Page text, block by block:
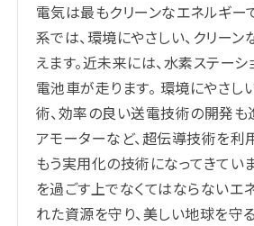
電気は最もクリーンなエネルギー
系では、環境にやさしい、クリー
えます。近未来には、水素ステーシ
電池車が走ります。 環境にやさし
術、効率の良い送電技術の開発も
アモーターなど、超伝導技術を利
もう実用化の技術になってきてい
を過ごす上でなくてはならないエ
れた資源を守り、美しい地球を守